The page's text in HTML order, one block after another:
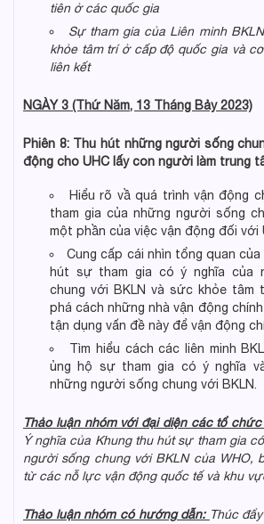
tiên ở các quốc gia
Sự tham gia của Liên minh
khỏe tâm trí ở cấp độ quốc gia và
liên kết
NGÀY 3 (Thứ Năm, 13 Tháng Bảy 2023)
Phiên 8: Thu hút những người sống
động cho UHC lấy con người làm trung
Hiểu rõ vầ quá trình vận động
tham gia của những người sống
một phần của việc vận động đối với
Cung cấp cái nhìn tổng quan của
hút sự tham gia có ý nghĩa của
chung với BKLN và sức khỏe tâm
phá cách những nhà vận động
tận dụng vấn đề này để vận động
Tìm hiểu cách các liên minh
ủng hộ sự tham gia có ý nghĩa
những người sống chung với BKLN.
Thảo luận nhóm với đại diện các tổ
Ý nghĩa của Khung thu hút sự tham gia
người sốngchung với BKLNcủa WHO,
từ các nỗ lực vận động quốc tế và khu
Thảo luận nhóm có hướng dẫn: Thúc